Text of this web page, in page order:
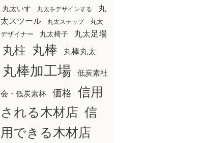
丸太いす 丸太をデザインする
丸
太スツール
丸太ステップ
丸太
デザイナー
丸太椅子 丸太足場
丸柱 丸棒 丸棒丸太
丸棒加工場 低炭素社
会・低炭素杯 価格
信用
される木材店 信
用できる木材店